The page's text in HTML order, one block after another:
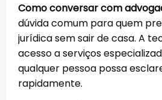
Como conversar com
dúvida comum para quem
jurídica sem sair de casa. A
acesso a serviços
qualquer pessoa possa
rapidamente.